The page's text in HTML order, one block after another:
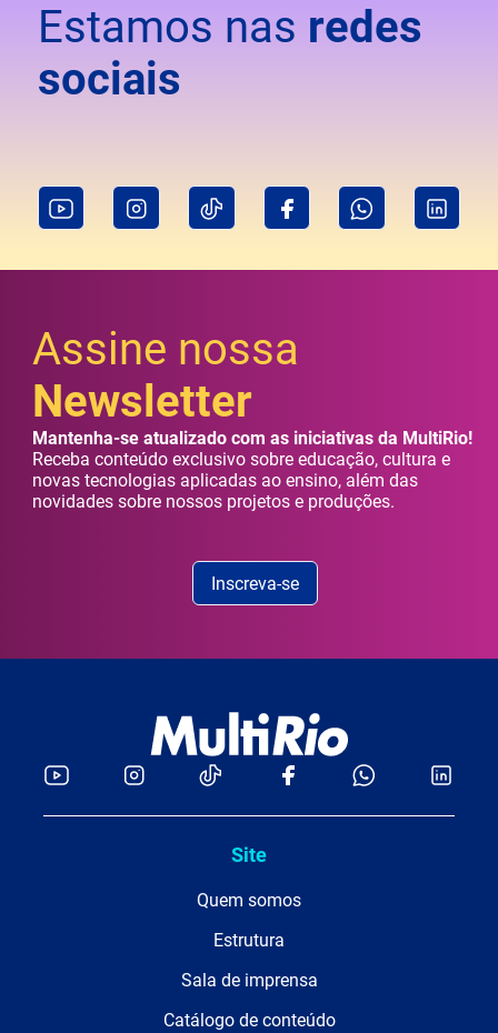
Estamos nas redes
sociais
Assine nossa
Newsletter
Mantenha-se atualizado com as iniciativas da MultiRio!
Receba conteúdo exclusivo sobre educação, cultura e
novas tecnologias aplicadas ao ensino, além das
novidades sobre nossos projetos e produções.
Inscreva-se
Site
Quem somos
Estrutura
Sala de imprensa
Catálogo de conteúdo